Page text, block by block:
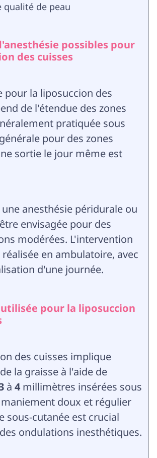
qualité de peau
possibles pour
des cuisses
pour la liposuccion des
de l'étendue des zones
pratiquée sous
pour des zones
sortie le jour même est
anesthésie péridurale ou
envisagée pour des
modérées. L'intervention
en ambulatoire, avec
d'une journée.
pour la liposuccion
des cuisses implique
la graisse à l'aide de
à 4millimètres insérées sous
doux et régulier
sous-cutanée est crucial
ondulations inesthétiques.